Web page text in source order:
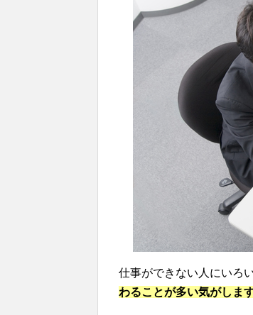
仕事ができない人にいろ
わることが多い気がします